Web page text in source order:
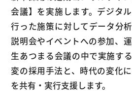
会議】を実施します。デジタ
行った施策に対してデータ分
説明会やイベントへの参加、
生あつまる会議の中で実施す
変の採用手法と、時代の変化
を共有・実行支援します。